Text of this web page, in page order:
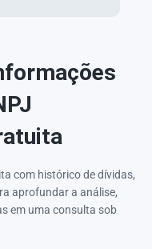
com histórico de dívidas,
aprofundar a análise,
em uma consulta sob